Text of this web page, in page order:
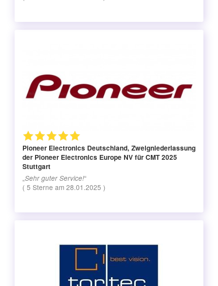
Pioneer Electronics Deutschland, Zweigniederlassung
der Pioneer Electronics Europe NV für CMT 2025
Stuttgart
„Sehr guter Service!“
( 5 Sterne am 28.01.2025 )